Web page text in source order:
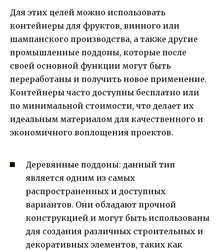
Для этих целей можно использовать
контейнеры для фруктов, винного или
шампанского производства, а также другие
промышленные поддоны, которые после
своей основной функции могут быть
переработаны и получить новое применение.
Контейнеры часто доступны бесплатно или
по минимальной стоимости, что делает их
идеальным материалом для качественного и
экономичного воплощения проектов.
Деревянные поддоны: данный тип
является одним из самых
распространенных и доступных
вариантов. Они обладают прочной
конструкцией и могут быть использованы
для создания различных строительных и
декоративных элементов, таких как